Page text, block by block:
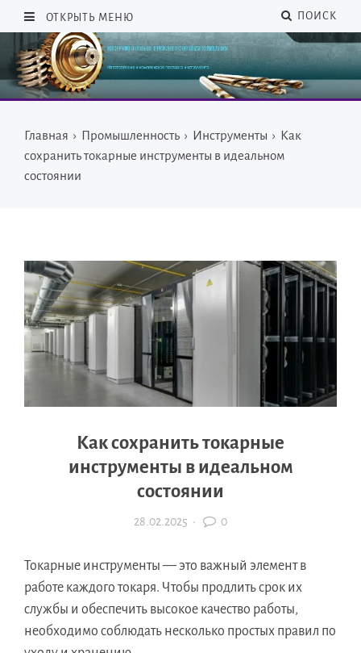
ОТКРЫТЬ МЕНЮ ПОИСК
Главная › Промышленность › Инструменты › Как
сохранить токарные инструменты в идеальном
состоянии
Как сохранить токарные
инструменты в идеальном
состоянии
28.02.2025 · 0
Токарные инструменты — это важный элемент в
работе каждого токаря. Чтобы продлить срок их
службы и обеспечить высокое качество работы,
необходимо соблюдать несколько простых правил по